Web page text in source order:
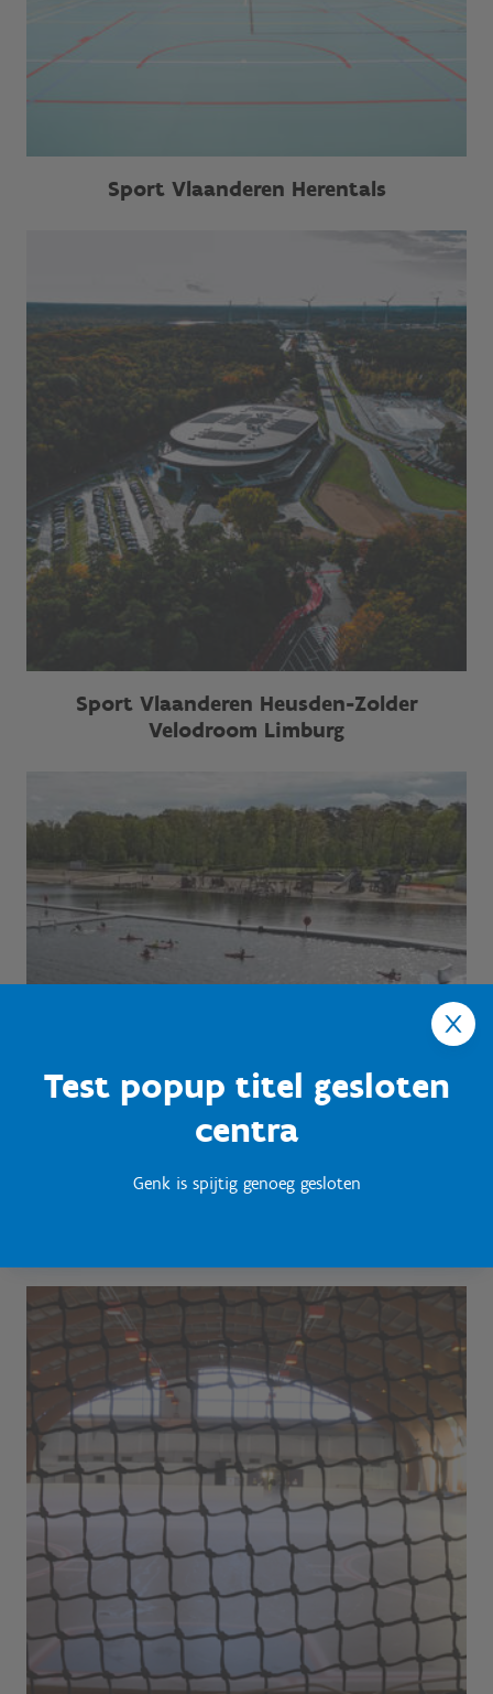
Test popup titel gesloten
centra
Genk is spijtig genoeg gesloten
Sport Vlaanderen Herentals
Sport Vlaanderen Heusden-Zolder
Velodroom Limburg